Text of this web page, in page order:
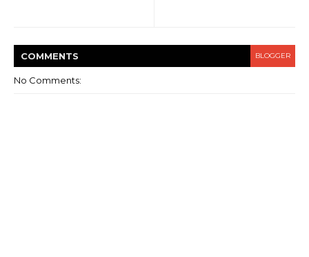
COMMENTS BLOGGER
No Comments: